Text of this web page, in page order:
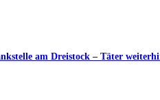
am Dreistock – Täter